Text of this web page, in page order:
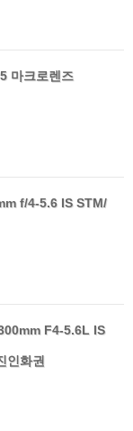
마크로렌즈
f/4-5.6 IS STM/
F4-5.6L IS
인화권